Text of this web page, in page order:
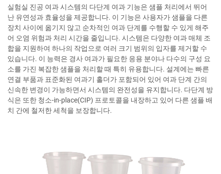
실험실 진공 여과 시스템의 다단계 여과 기능은 샘플 처리에서 뛰어
난 유연성과 효율성을 제공합니다. 이 기능은 사용자가 샘플을 다른
장치 사이에 옮기지 않고 순차적인 여과 단계를 수행할 수 있게 해주
어 오염 위험과 처리 시간을 줄입니다. 시스템은 다양한 여과 매체 조
합을 지원하여 하나의 작업으로 여러 크기 범위의 입자를 제거할 수
있습니다. 이 능력은 경사 여과가 필요한 응용 분야나 다수의 구성 요
소를 가진 복잡한 샘플을 처리할 때 특히 유용합니다. 설계에는 빠른
연결 부품과 표준화된 여과기 홀더가 포함되어 있어 여과 단계 간의
신속한 변경이 가능하면서 시스템의 완전성을 유지합니다. 다단계 방
식은 또한 청소-in-place(CIP) 프로토콜을 내장하고 있어 다른 샘플 배
치 간에 철저한 세척을 보장합니다.